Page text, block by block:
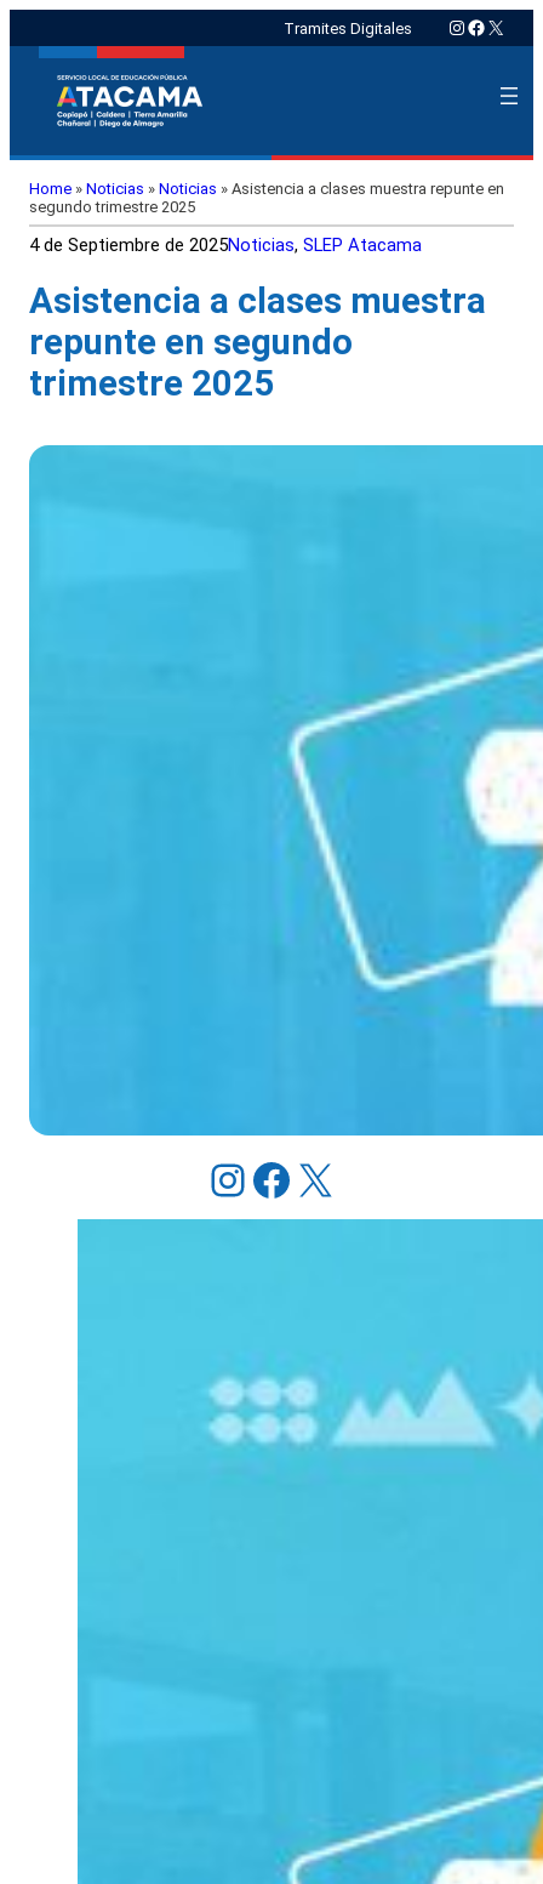
Tramites Digitales Instagram
X
Home » Noticias » Noticias » Asistencia a clases muestra repunte en
segundo trimestre 2025
4 de Septiembre de 2025Noticias, SLEP Atacama
Asistencia a clases muestra
repunte en segundo
trimestre 2025
Instagram Facebook X